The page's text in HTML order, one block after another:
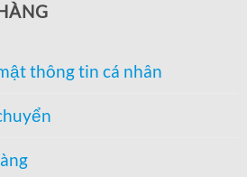
thông tin cá nhân